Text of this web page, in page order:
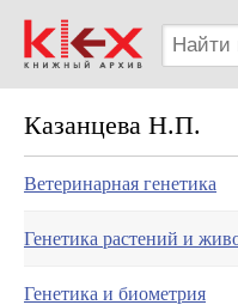
Казанцева Н.П.
Ветеринарная генетика
Генетика растений и
Генетика и биометрия